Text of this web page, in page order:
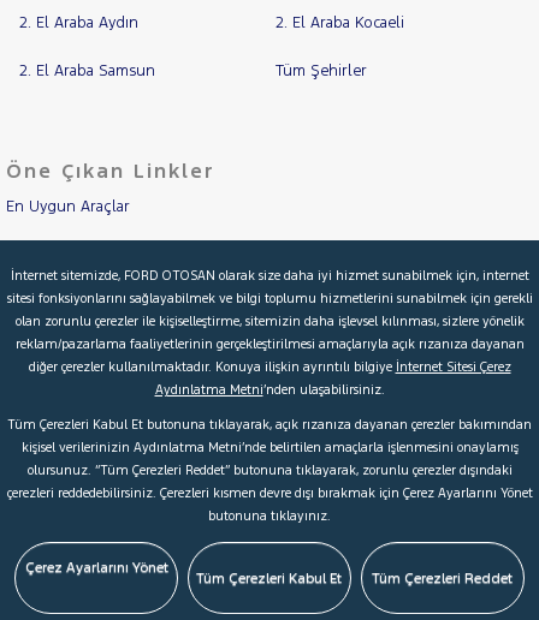
JEEP
KIA
CERATO
K2500
SPORTAGE
STONIC
LANCIA
MERCEDES-
MINI
MITSUBISHI
MOTORSIKLET
OPEL
PEUGEOT
Tipi
Aktarma
Garanti
Kampanya
ve
Boya
Parça
İlan
2. El Araba Aydın 2. El Araba Kocaeli
2. El Araba Samsun Tüm Şehirler
Öne Çıkan Linkler
En Uygun Araçlar
İkinci El Garanti
Kampanyalar
Kredi Hesaplama & Başvuru
© 2026 Ford Türkiye Ford Kurumsal Hakkımızda
Şartlar & Kişisel Verilerin Korunması S.S.S.
Çerez Tercihleri
İnternet sitemizde, FORD OTOSAN olarak size daha iyi hizmet sunabilmek için, internet
sitesi fonksiyonlarını sağlayabilmek ve bilgi toplumu hizmetlerini sunabilmek için gerekli
olan zorunlu çerezler ile kişiselleştirme, sitemizin daha işlevsel kılınması, sizlere yönelik
reklam/pazarlama faaliyetlerinin gerçekleştirilmesi amaçlarıyla açık rızanıza dayanan
diğer çerezler kullanılmaktadır. Konuya ilişkin ayrıntılı bilgiye İnternet Sitesi Çerez
Aydınlatma Metni’nden ulaşabilirsiniz.
Tüm Çerezleri Kabul Et butonuna tıklayarak, açık rızanıza dayanan çerezler bakımından
kişisel verilerinizin Aydınlatma Metni’nde belirtilen amaçlarla işlenmesini onaylamış
olursunuz. “Tüm Çerezleri Reddet” butonuna tıklayarak, zorunlu çerezler dışındaki
çerezleri reddedebilirsiniz. Çerezleri kısmen devre dışı bırakmak için Çerez Ayarlarını Yönet
butonuna tıklayınız.
Çerez Ayarlarını Yönet
Tüm Çerezleri Kabul Et Tüm Çerezleri Reddet